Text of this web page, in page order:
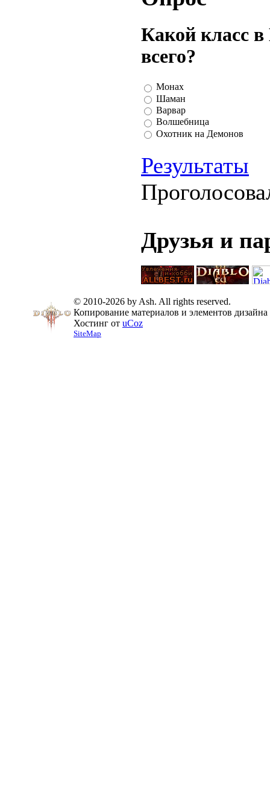
Какой класс
всего?
Монах
Шаман
Варвар
Волшебница
Охотник на Демонов
Результаты
Друзья и
© 2010-2026 by Ash. All rights reserved.
Копирование материалов и элементов
Хостинг от uCoz
SiteMap